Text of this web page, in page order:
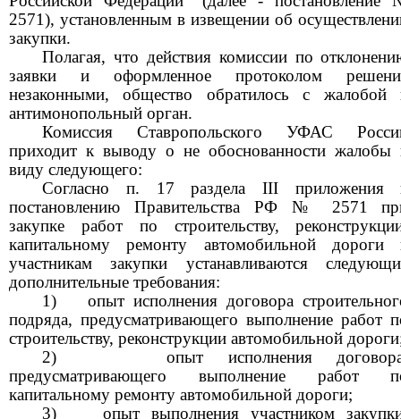
2571), установленным в извещении об
закупки.
Полагая, что действия комиссии по
заявки и оформленное протоколом
незаконными, общество обратилось с жалобой
антимонопольный орган.
Комиссия Ставропольского УФАС
приходит к выводу о не обоснованности жалобы
виду следующего:
Согласно п. 17 раздела III приложения
постановлению Правительства РФ № 2571
закупке работ по строительству,
капитальному ремонту автомобильной дороги
участникам закупки устанавливаются
дополнительные требования:
1)
опыт исполнения договора
подряда, предусматривающего выполнение работ
строительству, реконструкции автомобильной
2)
опыт исполнения
предусматривающего выполнение работ
капитальному ремонту автомобильной дороги;
3)
опыт выполнения участником